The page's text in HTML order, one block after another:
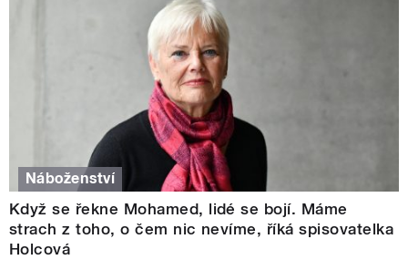
Náboženství
Když se řekne Mohamed, lidé se bojí. Máme
strach z toho, o čem nic nevíme, říká spisovatelka
Holcová